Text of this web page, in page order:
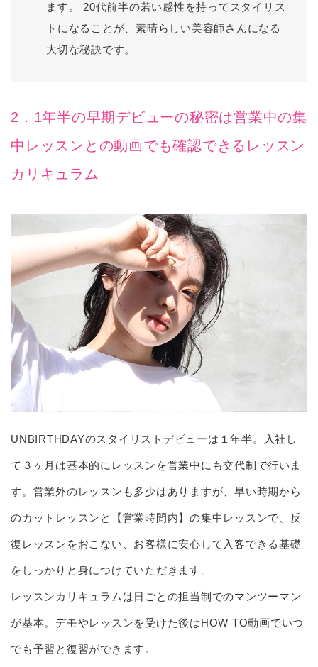
ます。 20代前半の若い感性を持ってスタイリス
トになることが、素晴らしい美容師さんになる
大切な秘訣です。
2．1年半の早期デビューの秘密は営業中の集
中レッスンとの動画でも確認できるレッスン
カリキュラム
UNBIRTHDAYのスタイリストデビューは１年半。入社し
て３ヶ月は基本的にレッスンを営業中にも交代制で行いま
す。営業外のレッスンも多少はありますが、早い時期から
のカットレッスンと【営業時間内】の集中レッスンで、反
復レッスンをおこない、お客様に安心して入客できる基礎
をしっかりと身につけていただきます。
レッスンカリキュラムは日ごとの担当制でのマンツーマン
が基本。デモやレッスンを受けた後はHOW TO動画でいつ
でも予習と復習ができます。